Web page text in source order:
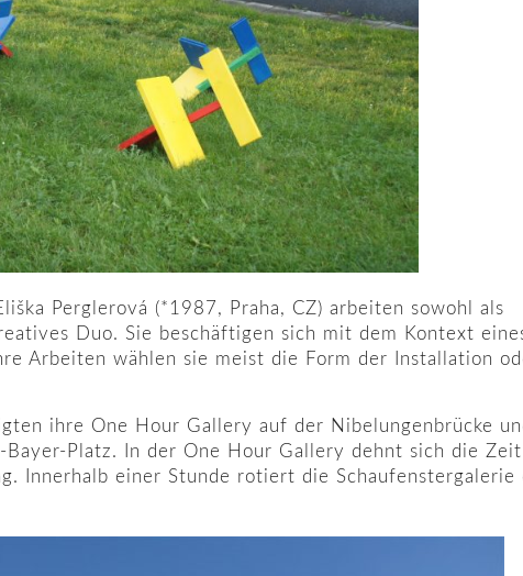
Perglerová (*1987, Praha, CZ) arbeiten sowohl als
Duo. Sie beschäftigen sich mit dem Kontext
Arbeiten wählen sie meist die Form der Installation
ihre One Hour Gallery auf der Nibelungenbrücke
Platz. In der One Hour Gallery dehnt sich die Zeit
Innerhalb einer Stunde rotiert die Schaufenstergalerie